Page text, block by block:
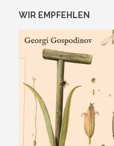
WIR EMPFEHLEN